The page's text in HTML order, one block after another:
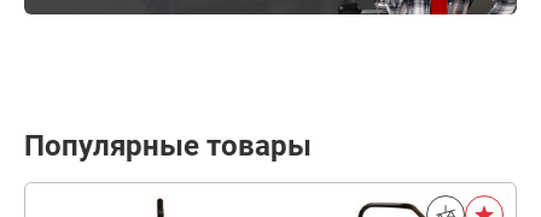
Популярные товары